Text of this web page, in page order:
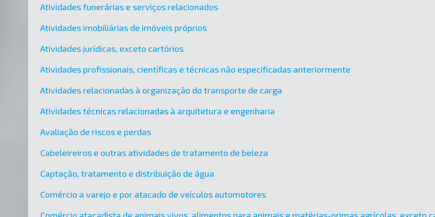
Atividades funerárias e serviços relacionados
Atividades imobiliárias de imóveis próprios
Atividades jurídicas, exceto cartórios
Atividades profissionais, científicas e técnicas não especificadas anteriormente
Atividades relacionadas à organização do transporte de carga
Atividades técnicas relacionadas à arquitetura e engenharia
Avaliação de riscos e perdas
Cabeleireiros e outras atividades de tratamento de beleza
Captação, tratamento e distribuição de água
Comércio a varejo e por atacado de veículos automotores